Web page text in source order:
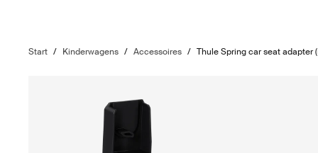
Start / Kinderwagens / Accessoires / Thule Spring car seat adapter